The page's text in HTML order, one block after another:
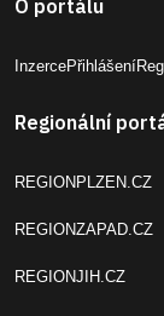
O portálu
InzercePřihlášení
Regionální
REGIONPLZEN.CZ
REGIONZAPAD.CZ
REGIONJIH.CZ